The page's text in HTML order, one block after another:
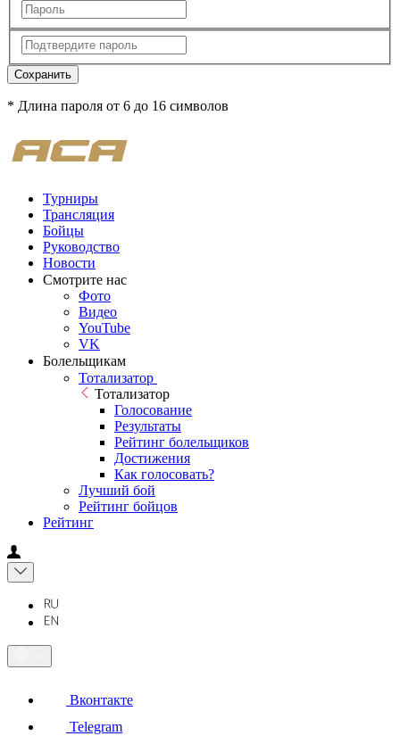
Сохранить
* Длина пароля от 6 до 16 символов
Турниры
Трансляция
Бойцы
Руководство
Новости
Смотрите нас
Фото
Видео
YouTube
VK
Болельщикам
Тотализатор
Тотализатор
Голосование
Результаты
Рейтинг болельщиков
Достижения
Как голосовать?
Лучший бой
Рейтинг бойцов
Рейтинг
Вконтакте
Telegram